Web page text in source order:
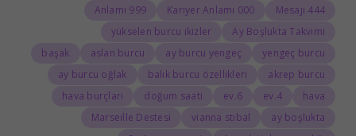
444 Mesajı
000 Kariyer Anlamı
999 Anlamı
Ay Boşlukta Takvimi
yükselen burcu ikizler
yengeç burcu
ay burcu yengeç
aslan burcu
başak
akrep burcu
balık burcu özellikleri
ay burcu oğlak
hava
4.ev
6.ev
doğum saati
hava burçları
ay boşlukta
vianna stibal
Marseille Destesi